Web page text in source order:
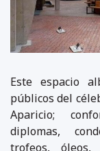
Este espacio
públicos del
Aparicio;
diplomas,
trofeos,